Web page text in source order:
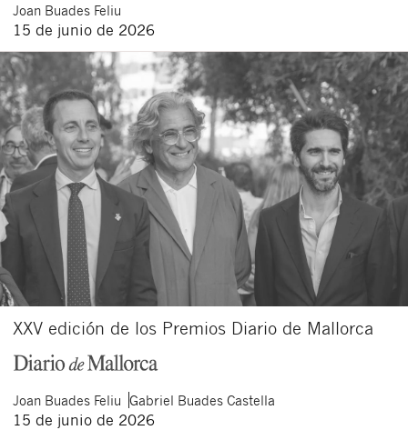
Joan Buades Feliu
15 de junio de 2026
XXV edición de los Premios Diario de Mallorca
Joan Buades Feliu Gabriel Buades Castella
15 de junio de 2026